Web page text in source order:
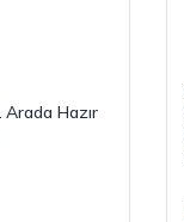
Hazır